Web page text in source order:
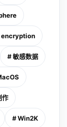
encryption
# 敏感数据
作
# Win2K